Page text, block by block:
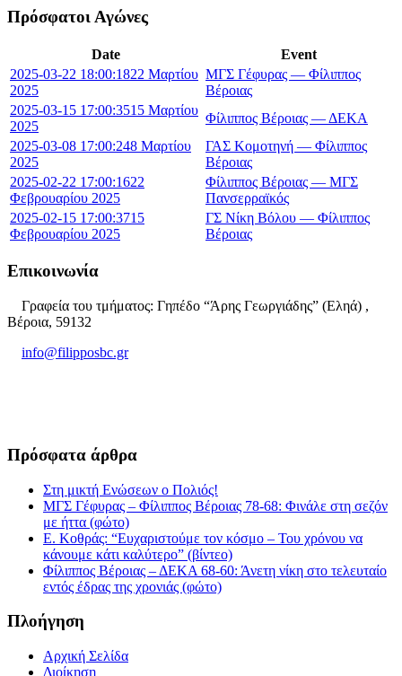
Πρόσφατοι Αγώνες
Date
Event
2025-03-22 18:00:1822 Μαρτίου
2025
ΜΓΣ Γέφυρας — Φίλιππος
Βέροιας
2025-03-15 17:00:3515 Μαρτίου
2025
Φίλιππος Βέροιας — ΔΕΚΑ
2025-03-08 17:00:248 Μαρτίου
2025
ΓΑΣ Κομοτηνή — Φίλιππος
Βέροιας
2025-02-22 17:00:1622
Φεβρουαρίου 2025
Φίλιππος Βέροιας — ΜΓΣ
Πανσερραϊκός
2025-02-15 17:00:3715
Φεβρουαρίου 2025
ΓΣ Νίκη Βόλου — Φίλιππος
Βέροιας
Επικοινωνία
Γραφεία του τμήματος: Γηπέδο “Άρης Γεωργιάδης” (Εληά) ,
Βέροια, 59132
info@filipposbc.gr
Πρόσφατα άρθρα
Στη μικτή Ενώσεων ο Πολιός!
ΜΓΣ Γέφυρας – Φίλιππος Βέροιας 78-68: Φινάλε στη σεζόν
με ήττα (φώτο)
Ε. Κοθράς: “Ευχαριστούμε τον κόσμο – Του χρόνου να
κάνουμε κάτι καλύτερο” (βίντεο)
Φίλιππος Βέροιας – ΔΕΚΑ 68-60: Άνετη νίκη στο τελευταίο
εντός έδρας της χρονιάς (φώτο)
Πλοήγηση
Αρχική Σελίδα
Διοίκηση